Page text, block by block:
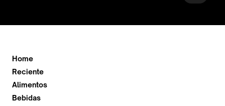
Home
Reciente
Alimentos
Bebidas